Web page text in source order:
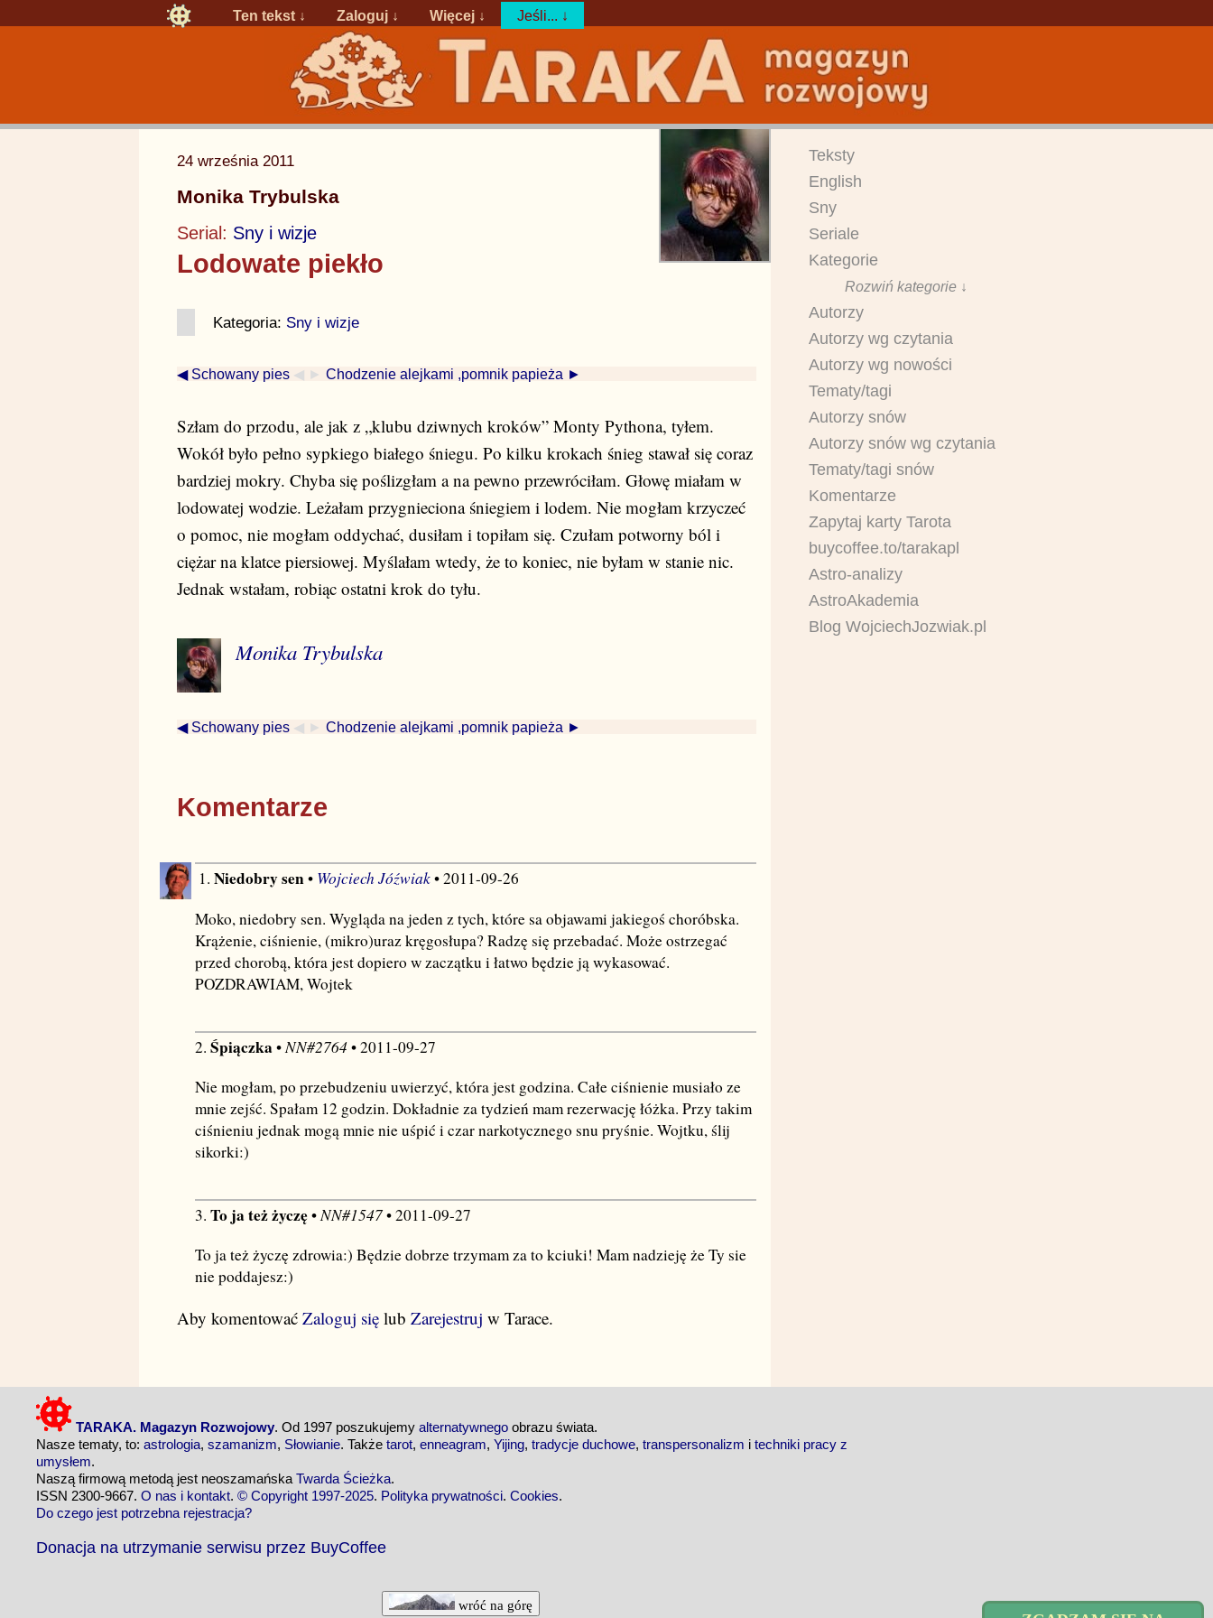
Ten tekst ↓ Zaloguj ↓ Więcej ↓ Jeśli... ↓
24 września 2011
Monika Trybulska
Serial: Sny i wizje
Lodowate piekło
Kategoria: Sny i wizje
◀ Schowany pies ◀ ► Chodzenie alejkami ,pomnik papieża ►
Szłam do przodu, ale jak z „klubu dziwnych kroków” Monty Pythona, tyłem.
Wokół było pełno sypkiego białego śniegu. Po kilku krokach śnieg stawał się coraz
bardziej mokry. Chyba się poślizgłam a na pewno przewróciłam. Głowę miałam w
lodowatej wodzie. Leżałam przygnieciona śniegiem i lodem. Nie mogłam krzyczeć
o pomoc, nie mogłam oddychać, dusiłam i topiłam się. Czułam potworny ból i
ciężar na klatce piersiowej. Myślałam wtedy, że to koniec, nie byłam w stanie nic.
Jednak wstałam, robiąc ostatni krok do tyłu.
Monika Trybulska
◀ Schowany pies ◀ ► Chodzenie alejkami ,pomnik papieża ►
Komentarze
1. Niedobry sen• Wojciech Jóźwiak• 2011-09-26
Moko, niedobry sen. Wygląda na jeden z tych, które sa objawami jakiegoś choróbska.
Krążenie, ciśnienie, (mikro)uraz kręgosłupa? Radzę się przebadać. Może ostrzegać
przed chorobą, która jest dopiero w zaczątku i łatwo będzie ją wykasować.
POZDRAWIAM, Wojtek
2. Śpiączka •NN#2764• 2011-09-27
Nie mogłam, po przebudzeniu uwierzyć, która jest godzina. Całe ciśnienie musiało ze
mnie zejść. Spałam 12 godzin. Dokładnie za tydzień mam rezerwację łóżka. Przy takim
ciśnieniu jednak mogą mnie nie uśpić i czar narkotycznego snu pryśnie. Wojtku, ślij
sikorki:)
3. To ja też życzę•NN#1547• 2011-09-27
To ja też życzę zdrowia:) Będzie dobrze trzymam za to kciuki! Mam nadzieję że Ty sie
nie poddajesz:)
Aby komentować Zaloguj się lub Zarejestruj w Tarace.
Teksty
English
Sny
Seriale
Kategorie
Rozwiń kategorie ↓
Autorzy
Autorzy wg czytania
Autorzy wg nowości
Tematy/tagi
Autorzy snów
Autorzy snów wg czytania
Tematy/tagi snów
Komentarze
Zapytaj karty Tarota
buycoffee.to/tarakapl
Astro-analizy
AstroAkademia
Blog WojciechJozwiak.pl
TARAKA. Magazyn Rozwojowy. Od 1997 poszukujemy alternatywnego obrazu świata.
Nasze tematy, to: astrologia, szamanizm, Słowianie. Także tarot, enneagram, Yijing, tradycje duchowe, transpersonalizm i techniki pracy z
umysłem.
Naszą firmową metodą jest neoszamańska Twarda Ścieżka.
ISSN 2300-9667. O nas i kontakt. © Copyright 1997-2025. Polityka prywatności. Cookies.
Do czego jest potrzebna rejestracja?
Donacja na utrzymanie serwisu przez BuyCoffee
wróć na górę